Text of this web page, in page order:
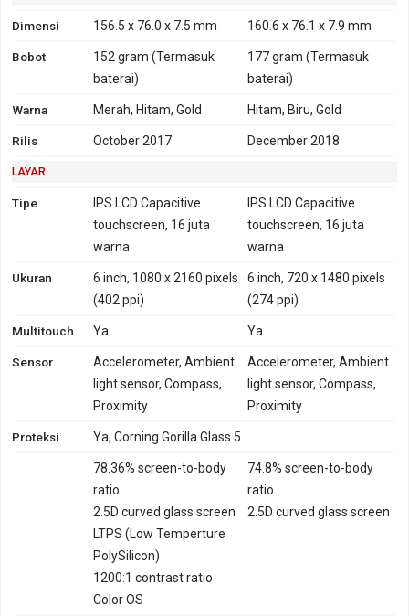
Dimensi 156.5 x 76.0 x 7.5 mm 160.6 x 76.1 x 7.9 mm
Bobot 152 gram (Termasuk
baterai)
177 gram (Termasuk
baterai)
Warna Merah, Hitam, Gold Hitam, Biru, Gold
Rilis October 2017 December 2018
LAYAR
Tipe
IPS LCD Capacitive
touchscreen, 16 juta
warna
IPS LCD Capacitive
touchscreen, 16 juta
warna
Ukuran
6 inch, 1080 x 2160 pixels
(402 ppi)
6 inch, 720 x 1480 pixels
(274 ppi)
Multitouch Ya Ya
Sensor
Accelerometer, Ambient
light sensor, Compass,
Proximity
Accelerometer, Ambient
light sensor, Compass,
Proximity
Proteksi Ya, Corning Gorilla Glass 5
78.36% screen-to-body
ratio
2.5D curved glass screen
LTPS (Low Temperture
PolySilicon)
1200:1 contrast ratio
Color OS
74.8% screen-to-body
ratio
2.5D curved glass screen